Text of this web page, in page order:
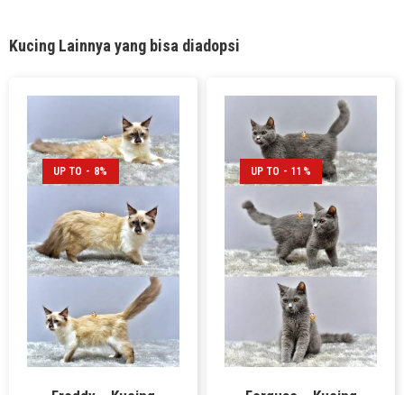
Kucing Lainnya yang bisa diadopsi
UP TO - 8% UP TO - 11%